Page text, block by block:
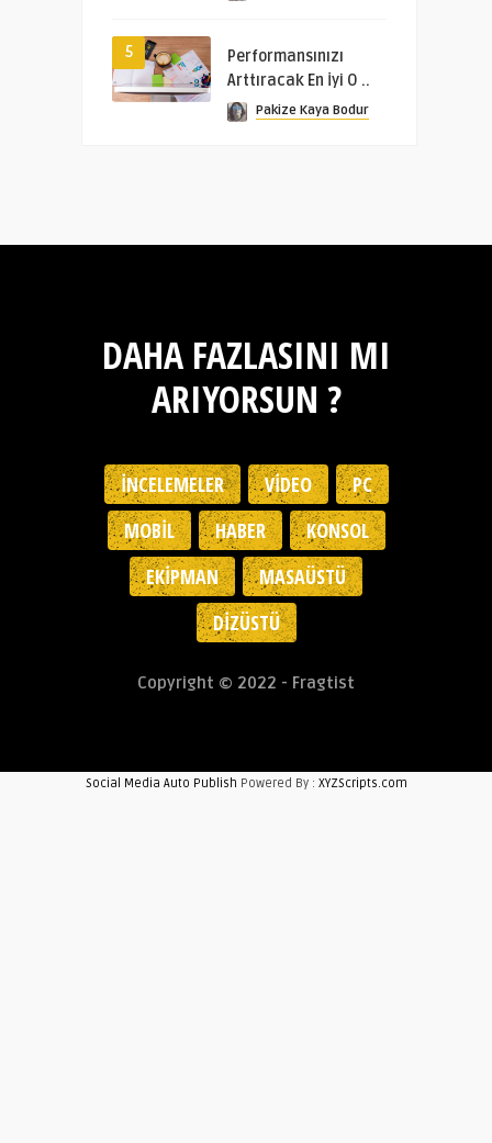
5
Performansınızı
Arttıracak En İyi O ..
Pakize Kaya Bodur
DAHA FAZLASINI MI
ARIYORSUN ?
İNCELEMELER VIDEO
PC
MOBIL
HABER
KONSOL
EKIPMAN
MASAÜSTÜ
DIZÜSTÜ
Copyright © 2022 - Fragtist
Social Media Auto Publish Powered By : XYZScripts.com